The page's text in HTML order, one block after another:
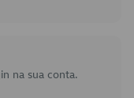
na sua conta.